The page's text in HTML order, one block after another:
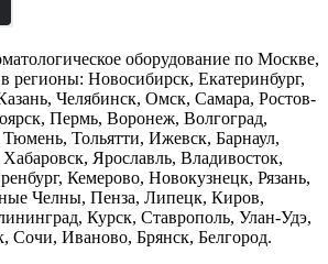
оборудование по Москве,
регионы: Новосибирск, Екатеринбург,
Челябинск, Омск, Самара, Ростов-
Пермь, Воронеж, Волгоград,
Тольятти, Ижевск, Барнаул,
Ярославль, Владивосток,
Кемерово, Новокузнецк, Рязань,
Челны, Пенза, Липецк, Киров,
Курск, Ставрополь, Улан-Удэ,
Сочи, Иваново, Брянск, Белгород.